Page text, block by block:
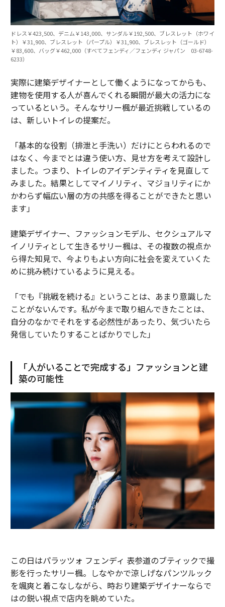
ドレス￥423,500、デニム￥143,000、サンダル￥192,500、ブレスレット（ホワイ
ト）￥31,900、ブレスレット（パープル）￥31,900、ブレスレット（ゴールド）
￥83,600、バッグ￥462,000（すべてフェンディ／フェンディ ジャパン 03-6748-
6233）
実際に建築デザイナーとして働くようになってからも、
建物を使用する人が喜んでくれる瞬間が最大の活力にな
っているという。そんなサリー楓が最近挑戦しているの
は、新しいトイレの提案だ。
「基本的な役割（排泄と手洗い）だけにとらわれるので
はなく、今までとは違う使い方、見せ方を考えて設計し
ました。つまり、トイレのアイデンティティを見直して
みました。結果としてマイノリティ、マジョリティにか
かわらず幅広い層の方の共感を得ることができたと思い
ます」
建築デザイナー、ファッションモデル、セクシュアルマ
イノリティとして生きるサリー楓は、その複数の視点か
ら得た知見で、今よりもよい方向に社会を変えていくた
めに挑み続けているように見える。
「でも『挑戦を続ける』ということは、あまり意識した
ことがないんです。私が今まで取り組んできたことは、
自分のなかでそれをする必然性があったり、気づいたら
発信していたりすることばかりでした」
「人がいることで完成する」ファッションと建
築の可能性
この日はパラッツォ フェンディ 表参道のブティックで撮
影を行ったサリー楓。しなやかで涼しげなパンツルック
を颯爽と着こなしながら、時おり建築デザイナーならで
はの鋭い視点で店内を眺めていた。